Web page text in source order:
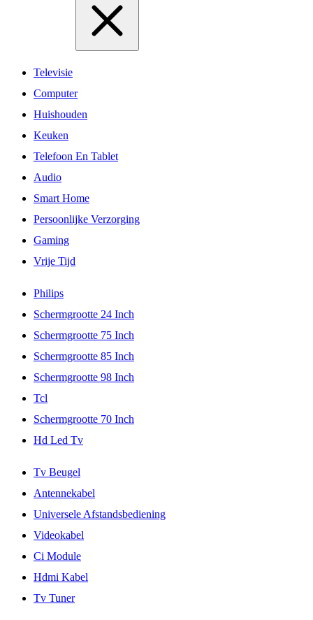
Televisie
Computer
Huishouden
Keuken
Telefoon En Tablet
Audio
Smart Home
Persoonlijke Verzorging
Gaming
Vrije Tijd
Philips
Schermgrootte 24 Inch
Schermgrootte 75 Inch
Schermgrootte 85 Inch
Schermgrootte 98 Inch
Tcl
Schermgrootte 70 Inch
Hd Led Tv
Tv Beugel
Antennekabel
Universele Afstandsbediening
Videokabel
Ci Module
Hdmi Kabel
Tv Tuner